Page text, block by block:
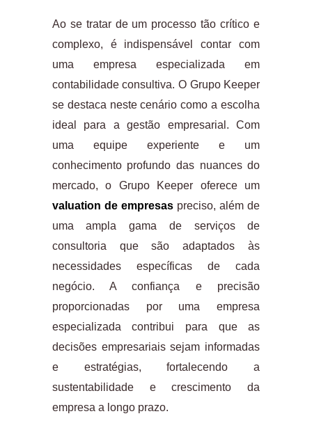
Ao se tratar de um processo tão crítico e
complexo, é indispensável contar com
uma empresa especializada em
contabilidade consultiva. O Grupo Keeper
se destaca neste cenário como a escolha
ideal para a gestão empresarial. Com
uma equipe experiente e um
conhecimento profundo das nuances do
mercado, o Grupo Keeper oferece um
valuation de empresaspreciso, além de
uma ampla gama de serviços de
consultoria que são adaptados às
necessidades específicas de cada
negócio. A confiança e precisão
proporcionadas por uma empresa
especializada contribui para que as
decisões empresariais sejam informadas
e estratégias, fortalecendo a
sustentabilidade e crescimento da
empresa a longo prazo.